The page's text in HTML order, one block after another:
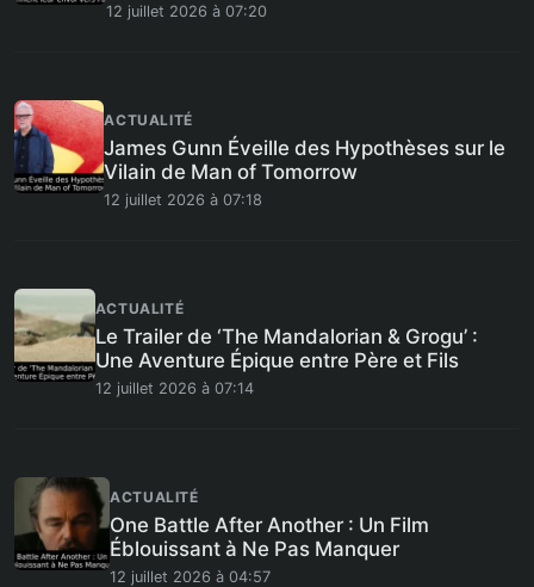
12 juillet 2026 à 07:20
ACTUALITÉ
James Gunn Éveille des Hypothèses sur le
Vilain de Man of Tomorrow
12 juillet 2026 à 07:18
ACTUALITÉ
Le Trailer de ‘The Mandalorian & Grogu’ :
Une Aventure Épique entre Père et Fils
12 juillet 2026 à 07:14
ACTUALITÉ
One Battle After Another : Un Film
Éblouissant à Ne Pas Manquer
12 juillet 2026 à 04:57